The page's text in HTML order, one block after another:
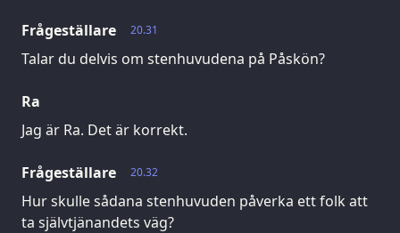
20.31
Frågeställare
Talar du delvis om stenhuvudena på Påskön?
Ra
Jag är Ra. Det är korrekt.
20.32
Frågeställare
Hur skulle sådana stenhuvuden påverka ett folk att
ta självtjänandets väg?